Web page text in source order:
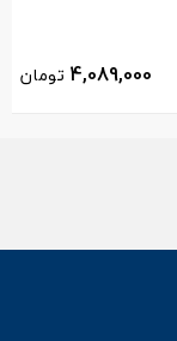
4,089,000 تومان